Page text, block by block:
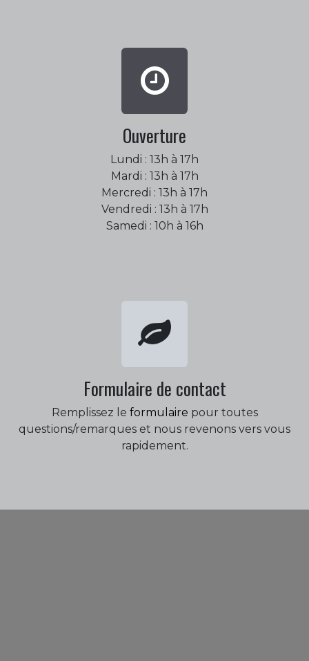
Ouverture
Lundi : 13h à 17h
Mardi : 13h à 17h
Mercredi : 13h à 17h
Vendredi : 13h à 17h
Samedi : 10h à 16h
Formulaire de contact
Remplissez le formulaire pour toutes
questions/remarques et nous revenons vers vous
rapidement.